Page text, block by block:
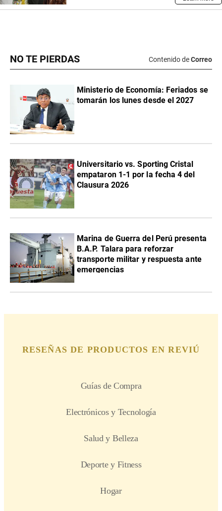
NO TE PIERDAS Contenido deCorreo
Ministerio de Economía: Feriados se
tomarán los lunes desde el 2027
Universitario vs. Sporting Cristal
empataron 1-1 por la fecha 4 del
Clausura 2026
Marina de Guerra del Perú presenta
B.A.P. Talara para reforzar
transporte militar y respuesta ante
emergencias